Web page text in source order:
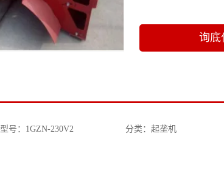
询底
型号：1GZN-230V2 分类：起垄机